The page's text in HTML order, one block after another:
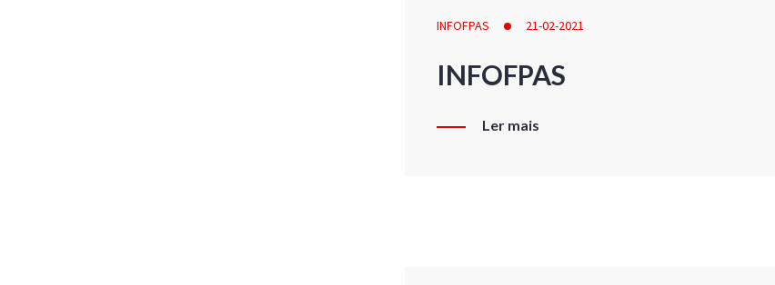
INFOFPAS 21-02-2021
INFOFPAS
Ler mais